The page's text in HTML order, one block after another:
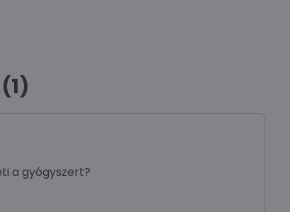
a gyógyszert?